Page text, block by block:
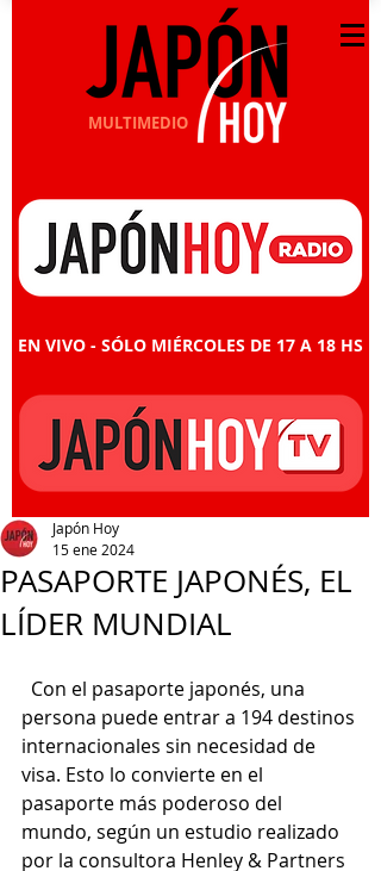
MULTIMEDIO
EN VIVO - SÓLO MIÉRCOLES DE 17 A 18 HS
PASAPORTE JAPONÉS, EL
LÍDER MUNDIAL
Japón Hoy
15 ene 2024
Con el pasaporte japonés, una
persona puede entrar a 194 destinos
internacionales sin necesidad de
visa. Esto lo convierte en el
pasaporte más poderoso del
mundo, según un estudio realizado
por la consultora Henley & Partners